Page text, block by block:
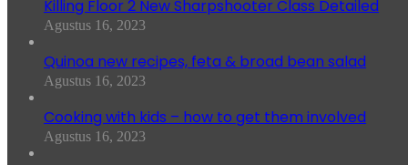
Killing Floor 2 New Sharpshooter Class Detailed
Agustus 16, 2023
Quinoa new recipes, feta & broad bean salad
Agustus 16, 2023
Cooking with kids – how to get them involved
Agustus 16, 2023